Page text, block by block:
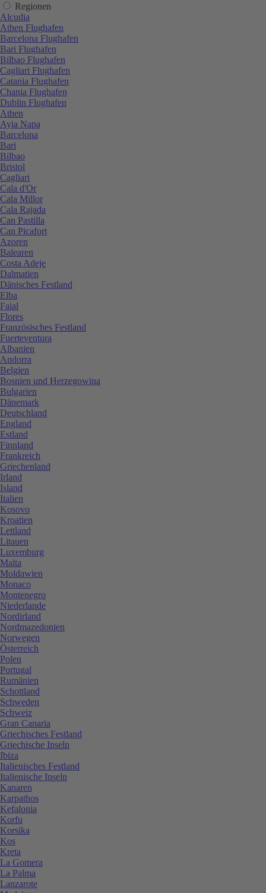
Regionen
Alcudia
Athen Flughafen
Barcelona Flughafen
Bari Flughafen
Bilbao Flughafen
Cagliari Flughafen
Catania Flughafen
Chania Flughafen
Dublin Flughafen
Athen
Ayia Napa
Barcelona
Bari
Bilbao
Bristol
Cagliari
Cala d'Or
Cala Millor
Cala Rajada
Can Pastilla
Can Picafort
Azoren
Balearen
Costa Adeje
Dalmatien
Dänisches Festland
Elba
Faial
Flores
Französisches Festland
Fuerteventura
Albanien
Andorra
Belgien
Bosnien und Herzegowina
Bulgarien
Dänemark
Deutschland
England
Estland
Finnland
Frankreich
Griechenland
Irland
Island
Italien
Kosovo
Kroatien
Lettland
Litauen
Luxemburg
Malta
Moldawien
Monaco
Montenegro
Niederlande
Nordirland
Nordmazedonien
Norwegen
Österreich
Polen
Portugal
Rumänien
Schottland
Schweden
Schweiz
Gran Canaria
Griechisches Festland
Griechische Inseln
Ibiza
Italienisches Festland
Italienische Inseln
Kanaren
Karpathos
Kefalonia
Korfu
Korsika
Kos
Kreta
La Gomera
La Palma
Lanzarote